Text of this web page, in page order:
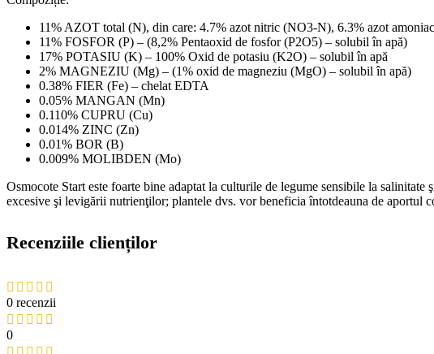
11% AZOT total (N), din care: 4.7% azot nitric (NO3-N), 6.3% azot
11% FOSFOR (P) – (8,2% Pentaoxid de fosfor (P2O5) – solubil în apă)
17% POTASIU (K) – 100% Oxid de potasiu (K2O) – solubil în apă
2% MAGNEZIU (Mg) – (1% oxid de magneziu (MgO) – solubil în apă)
0.38% FIER (Fe) – chelat EDTA
0.05% MANGAN (Mn)
0.110% CUPRU (Cu)
0.014% ZINC (Zn)
0.01% BOR (B)
0.009% MOLIBDEN (Mo)
Osmocote Start este foarte bine adaptat la culturile de legume sensibile la
excesive şi levigării nutrienţilor; plantele dvs. vor beneficia întotdeauna de aportul
Recenziile clienților
0 recenzii
0